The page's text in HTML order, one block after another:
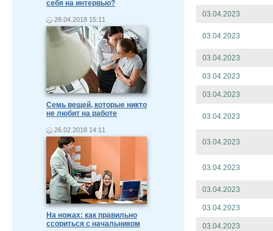
себя на интервью?
28.04.2018 15:11
Семь вещей, которые никто
не любит на работе
26.02.2018 14:11
На ножах: как правильно
ссориться с начальником
03.04.2023
03.04.2023
03.04.2023
03.04.2023
03.04.2023
03.04.2023
03.04.2023
03.04.2023
03.04.2023
03.04.2023
03.04.2023